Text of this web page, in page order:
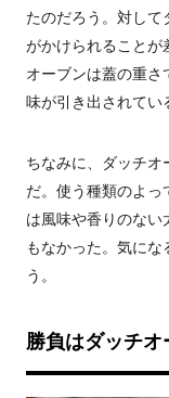
たのだろう。対し
がかけられることが
オーブンは蓋の重
味が引き出されてい
ちなみに、ダッチオ
だ。使う種類のよ
は風味や香りのない
もなかった。気に
う。
勝負はダッチ